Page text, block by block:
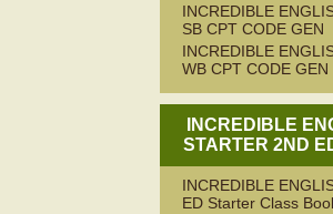
INCREDIBLE
SB CPT CODE GEN
INCREDIBLE
WB CPT CODE GEN
INCREDIBLE
STARTER 2ND
INCREDIBLE
ED Starter Class